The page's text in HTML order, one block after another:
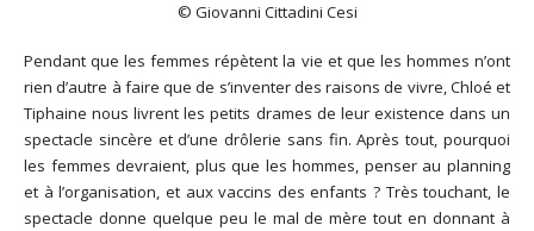
© Giovanni Cittadini Cesi
Pendant que les femmes répètent la vie et que les hommes n’ont
rien d’autre à faire que de s’inventer des raisons de vivre, Chloé et
Tiphaine nous livrent les petits drames de leur existence dans un
spectacle sincère et d’une drôlerie sans fin. Après tout, pourquoi
les femmes devraient, plus que les hommes, penser au planning
et à l’organisation, et aux vaccins des enfants ? Très touchant, le
spectacle donne quelque peu le mal de mère tout en donnant à